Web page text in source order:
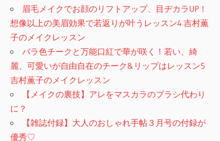
眉毛メイクでお顔のリフトアップ、目ヂカラUP！
想像以上の美眉効果で若返りが叶うレッスン4 吉村薫
子のメイクレッスン
バラ色チークと万能口紅で華が咲く！若い、綺
麗、可愛いが自由自在のチーク&リップはレッスン5
吉村薫子のメイクレッスン
【メイクの裏技】アレをマスカラのブラシ代わり
に？
【雑誌付録】大人のおしゃれ手帖３月号の付録が
優秀♡